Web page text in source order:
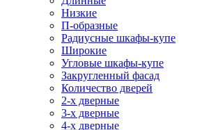
Низкие
П-образные
Радиусные шкафы-купе
Широкие
Угловые шкафы-купе
Закругленный фасад
Количество дверей
2-х дверные
3-х дверные
4-х дверные